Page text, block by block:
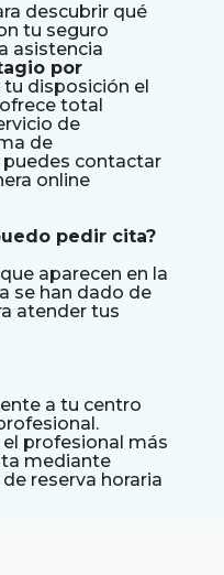
descubrir qué
tu seguro
asistencia
por
disposición el
total
de
de
contactar
online
pedir cita?
aparecen en la
se han dado de
atender tus
a tu centro
profesional más
mediante
reserva horaria